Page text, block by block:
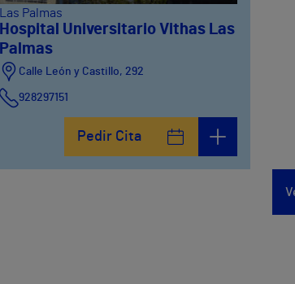
Las Palmas
Hospital Universitario Vithas Las
Palmas
Calle León y Castillo, 292
928297151
Pedir Cita